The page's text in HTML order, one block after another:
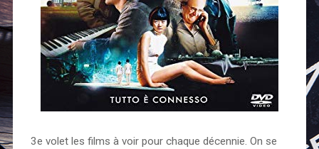
3e volet les films à voir pour chaque décennie. On se